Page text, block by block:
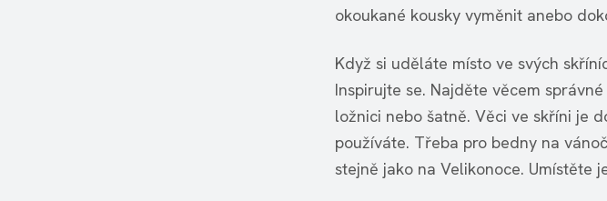
okoukané kousky vyměnit anebo
Když si uděláte místo ve svých
Inspirujte se. Najděte věcem
ložnici nebo šatně. Věci ve skříni je
používáte. Třeba pro bedny na
stejně jako na Velikonoce. Umístěte